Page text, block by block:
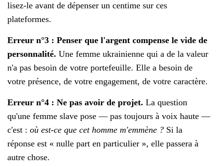
lisez-le avant de dépenser un centime sur ces
plateformes.
Erreur n°3 : Penser que l'argent compense le vide de
personnalité. Une femme ukrainienne qui a de la valeur
n'a pas besoin de votre portefeuille. Elle a besoin de
votre présence, de votre engagement, de votre caractère.
Erreur n°4 : Ne pas avoir de projet. La question
qu'une femme slave pose — pas toujours à voix haute —
c'est : où est-ce que cet homme m'emmène ? Si la
réponse est « nulle part en particulier », elle passera à
autre chose.